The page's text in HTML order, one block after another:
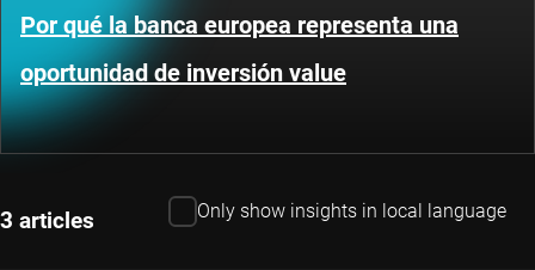
Por qué la banca europea representa una
oportunidad de inversión value
3 articles Only show insights in local language